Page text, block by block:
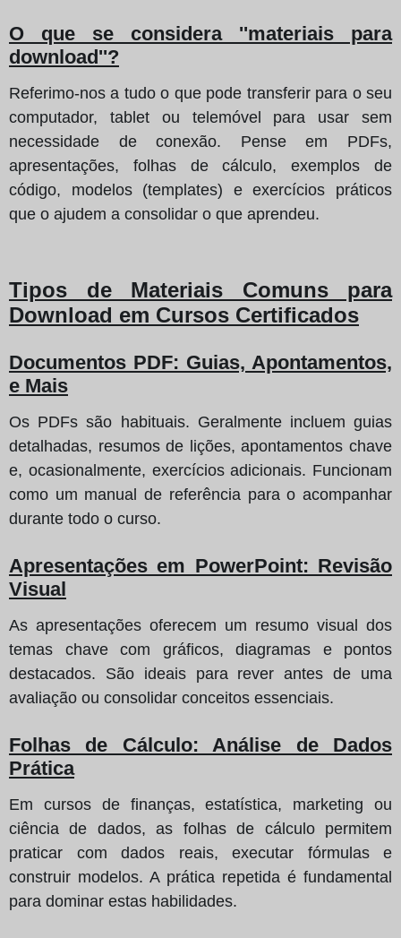
O que se considera ''materiais para
download''?
Referimo-nos a tudo o que pode transferir para o seu
computador, tablet ou telemóvel para usar sem
necessidade de conexão. Pense em PDFs,
apresentações, folhas de cálculo, exemplos de
código, modelos (templates) e exercícios práticos
que o ajudem a consolidar o que aprendeu.
Tipos de Materiais Comuns para
Download em Cursos Certificados
Documentos PDF: Guias, Apontamentos,
e Mais
Os PDFs são habituais. Geralmente incluem guias
detalhadas, resumos de lições, apontamentos chave
e, ocasionalmente, exercícios adicionais. Funcionam
como um manual de referência para o acompanhar
durante todo o curso.
Apresentações em PowerPoint: Revisão
Visual
As apresentações oferecem um resumo visual dos
temas chave com gráficos, diagramas e pontos
destacados. São ideais para rever antes de uma
avaliação ou consolidar conceitos essenciais.
Folhas de Cálculo: Análise de Dados
Prática
Em cursos de finanças, estatística, marketing ou
ciência de dados, as folhas de cálculo permitem
praticar com dados reais, executar fórmulas e
construir modelos. A prática repetida é fundamental
para dominar estas habilidades.